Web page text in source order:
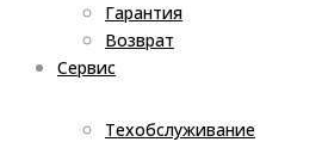
Гарантия
Возврат
Сервис
Техобслуживание